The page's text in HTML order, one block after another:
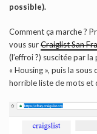
possible).
Comment ça marche ?
vous surCraiglist San
(l’effroi ?) suscitée par
« Housing », puis la
horrible liste de mots et